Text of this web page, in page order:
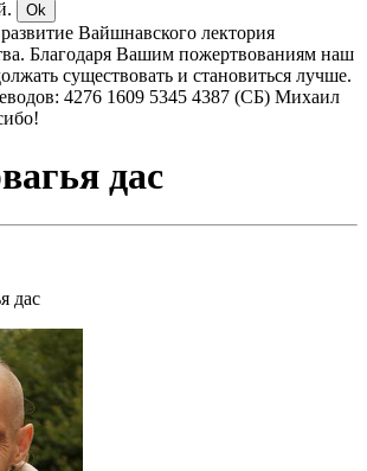
Ok
Вайшнавского лектория
Благодаря Вашим пожертвованиям наш
существовать и становиться лучше.
4276 1609 5345 4387 (СБ) Михаил
дас
дас